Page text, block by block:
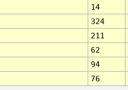
14
324
211
62
94
76